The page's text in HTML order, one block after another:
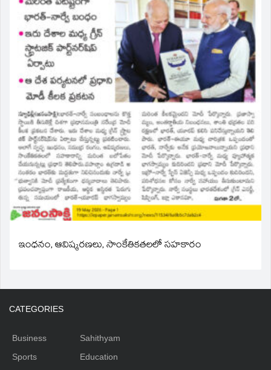
ఇంధనం, ఆవిష్కరణలు, సాంకేతికతలలో సహకారం
CATEGORIES
Business
Sports
Sahithyam
Education